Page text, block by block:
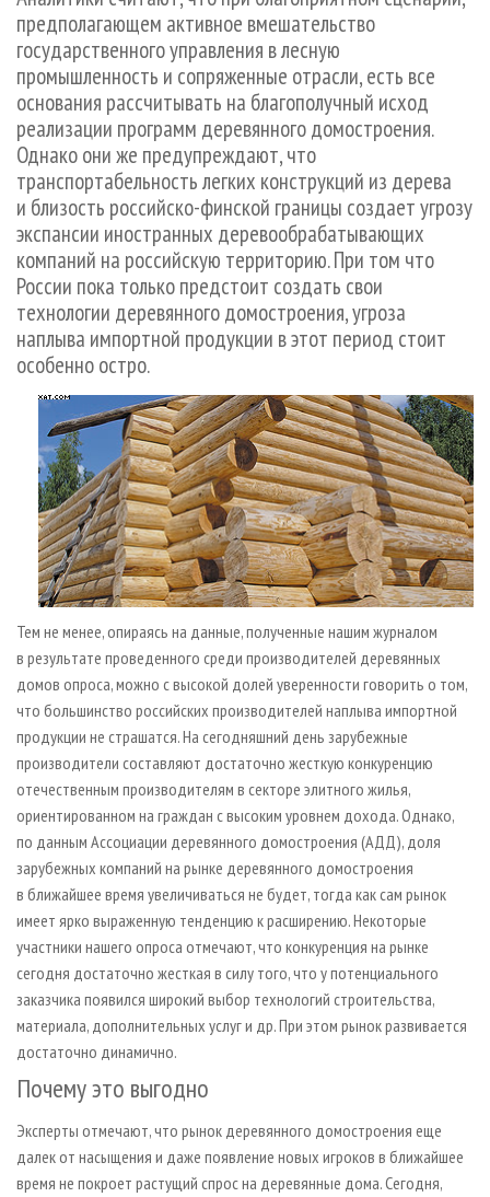
СУШКА ДРЕВЕСИНЫ
ПРОИЗВОДСТВО ДРЕВЕСНЫХ ПЛИТ
ДЕРЕВЯННОЕ ДОМОСТРОЕНИЕ
ПРОИЗВОДСТВО МЕБЕЛИ
БИОЭНЕРГЕТИКА
ЦБП
ИНСТРУМЕНТ И МАТЕРИАЛЫ
ПЕРСОНЫ
МОБИЛЬНЫЕ ВЫСТАВКИ
ОФИЦИАЛЬНЫЕ ДЕЛЕГАЦИИ
ПРИОРИТЕТНЫЕ ИНВЕСТПРОЕКТЫ
RUSSIAN FORESTRY REVIEW
ГАЗЕТА ЛЕСПРОМФОРУМ
БИБЛИОТЕКА СПЕЦИАЛИСТА
КОНТАКТЫ
РЕКЛАМА
РЕКЛАМА НА САЙТЕ
предполагающем активное вмешательство
государственного управления в лесную
промышленность и сопряженные отрасли, есть все
основания рассчитывать на благополучный исход
реализации программ деревянного домостроения.
Однако они же предупреждают, что
транспортабельность легких конструкций из дерева
и близость российско-финской границы создает угрозу
экспансии иностранных деревообрабатывающих
компаний на российскую территорию. При том что
России пока только предстоит создать свои
технологии деревянного домостроения, угроза
наплыва импортной продукции в этот период стоит
особенно остро.
Тем не менее, опираясь на данные, полученные нашим журналом
в результате проведенного среди производителей деревянных
домов опроса, можно с высокой долей уверенности говорить о том,
что большинство российских производителей наплыва импортной
продукции не страшатся. На сегодняшний день зарубежные
производители составляют достаточно жесткую конкуренцию
отечественным производителям в секторе элитного жилья,
ориентированном на граждан с высоким уровнем дохода. Однако,
по данным Ассоциации деревянного домостроения (АДД), доля
зарубежных компаний на рынке деревянного домостроения
в ближайшее время увеличиваться не будет, тогда как сам рынок
имеет ярко выраженную тенденцию к расширению. Некоторые
участники нашего опроса отмечают, что конкуренция на рынке
сегодня достаточно жесткая в силу того, что у потенциального
заказчика появился широкий выбор технологий строительства,
материала, дополнительных услуг и др. При этом рынок развивается
достаточно динамично.
Почему это выгодно
Эксперты отмечают, что рынок деревянного домостроения еще
далек от насыщения и даже появление новых игроков в ближайшее
время не покроет растущий спрос на деревянные дома. Сегодня,